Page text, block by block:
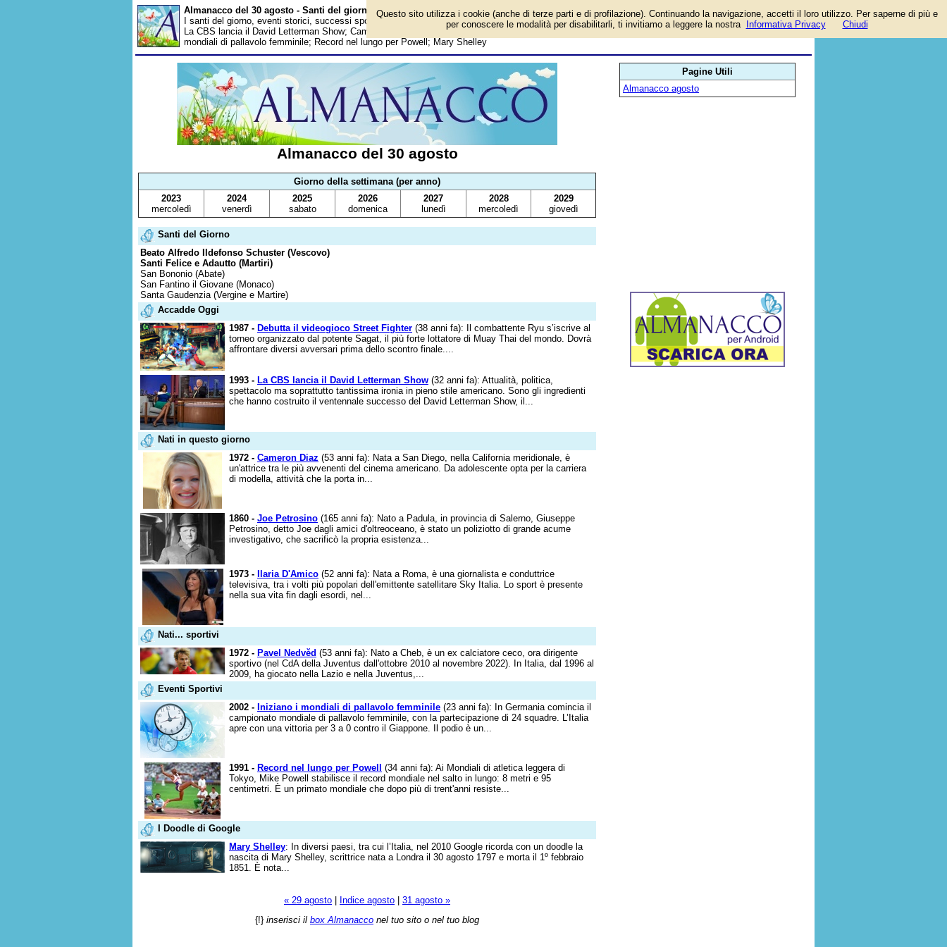
Almanacco del 30 agosto - Santi del giorno
I santi del giorno, eventi storici, successi sportivi, anniversari e curiosità: Debutta il videogioco Street Fighter;
La CBS lancia il David Letterman Show; Cameron Diaz; Joe Petrosino; Ilaria D'Amico; Pavel Nedvěd; Iniziano i
mondiali di pallavolo femminile; Record nel lungo per Powell; Mary Shelley
Almanacco del 30 agosto
Giorno della settimana (per anno)
2023
mercoledì
2024
venerdì
2025
sabato
2026
domenica
2027
lunedì
2028
mercoledì
2029
giovedì
Santi del Giorno
Beato Alfredo Ildefonso Schuster (Vescovo)
Santi Felice e Adautto (Martiri)
San Bononio (Abate)
San Fantino il Giovane (Monaco)
Santa Gaudenzia (Vergine e Martire)
Accadde Oggi
1987 - Debutta il videogioco Street Fighter (38 anni fa): Il combattente Ryu s’iscrive al
torneo organizzato dal potente Sagat, il più forte lottatore di Muay Thai del mondo. Dovrà
affrontare diversi avversari prima dello scontro finale....
1993 - La CBS lancia il David Letterman Show (32 anni fa): Attualità, politica,
spettacolo ma soprattutto tantissima ironia in pieno stile americano. Sono gli ingredienti
che hanno costruito il ventennale successo del David Letterman Show, il...
Nati in questo giorno
1972 - Cameron Diaz (53 anni fa): Nata a San Diego, nella California meridionale, è
un'attrice tra le più avvenenti del cinema americano. Da adolescente opta per la carriera
di modella, attività che la porta in...
1860 - Joe Petrosino (165 anni fa): Nato a Padula, in provincia di Salerno, Giuseppe
Petrosino, detto Joe dagli amici d'oltreoceano, è stato un poliziotto di grande acume
investigativo, che sacrificò la propria esistenza...
1973 - Ilaria D'Amico (52 anni fa): Nata a Roma, è una giornalista e conduttrice
televisiva, tra i volti più popolari dell'emittente satellitare Sky Italia. Lo sport è presente
nella sua vita fin dagli esordi, nel...
Nati... sportivi
1972 - Pavel Nedvěd (53 anni fa): Nato a Cheb, è un ex calciatore ceco, ora dirigente
sportivo (nel CdA della Juventus dall'ottobre 2010 al novembre 2022). In Italia, dal 1996 al
2009, ha giocato nella Lazio e nella Juventus,...
Eventi Sportivi
2002 - Iniziano i mondiali di pallavolo femminile (23 anni fa): In Germania comincia il
campionato mondiale di pallavolo femminile, con la partecipazione di 24 squadre. L’Italia
apre con una vittoria per 3 a 0 contro il Giappone. Il podio è un...
1991 - Record nel lungo per Powell
(34 anni fa): Ai Mondiali di atletica leggera di
Tokyo, Mike Powell stabilisce il record mondiale nel salto in lungo: 8 metri e 95
centimetri. È un primato mondiale che dopo più di trent'anni resiste...
I Doodle di Google
Mary Shelley: In diversi paesi, tra cui l’Italia, nel 2010 Google ricorda con un doodle la
nascita di Mary Shelley, scrittrice nata a Londra il 30 agosto 1797 e morta il 1º febbraio
1851. È nota...
« 29 agosto Indice agosto
31 agosto »
{!} inserisci il box Almanacco nel tuo sito o nel tuo blog
Pagine Utili
Almanacco agosto
Questo sito utilizza i cookie (anche di terze parti e di profilazione). Continuando la navigazione, accetti il loro utilizzo. Per saperne di più e
per conoscere le modalità per disabilitarli, ti invitiamo a leggere la nostra
Informativa Privacy Chiudi